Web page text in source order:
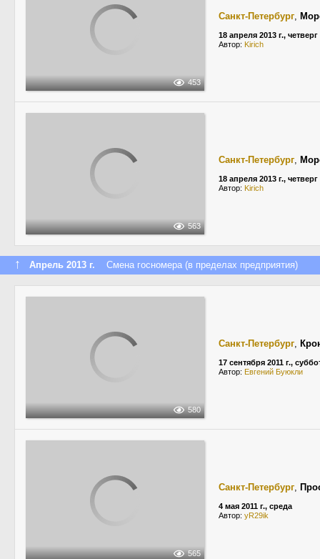
453
Санкт-Петербург,
18 апреля 2013 г., четверг
Автор: Kirich
563
Санкт-Петербург,
18 апреля 2013 г., четверг
Автор: Kirich
↑ Апрель 2013 г. Смена госномера (в пределах предприятия)
580
Санкт-Петербург,
17 сентября 2011 г.,
Автор: Евгений Буюкли
565
Санкт-Петербург,
4 мая 2011 г., среда
Автор: yR29ik